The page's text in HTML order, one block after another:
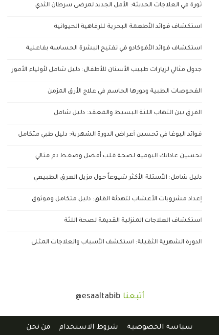
ثورة في العلاجات الحديثة: الأمل الجديد لمرضى سرطان الثدي
استكشاف فوائد الأطعمة البحرية للرفاهية الحيوانية
استكشاف فوائد الأفوكادو في تفتيح البشرة الحساسة بفاعلية
جدول مثالي لزيارات طبيب الأسنان للأطفال: دليل شامل لأولياء الأمور
الفحوصات الطبية ودورها الحاسم في علاج الأرق المزمن
الفرق بين التهاب اللثة البسيط والمعقد: دليل شامل
فوائد اليوغا في تحسين أعراض الدورة الشهرية: دليل طبي متكامل
تحسين عاداتك اليومية لصحة قلب أفضل وضغط دم مثالي
دليل شامل: الأسئلة الأكثر شيوعاً حول مزيل العرق الطبيعي
إعداد مشروبات الأعشاب لتهدئة القلق: دليل متكامل وموثوق
استكشاف العلاجات المنزلية القديمة لصحة اللثة
الدورة الشهرية الثقيلة: استكشف الأسباب والعلاجات المثلى
أتبعنا @esaaltabib
سياسة الخصوصية شروط الاستخدام من نحن